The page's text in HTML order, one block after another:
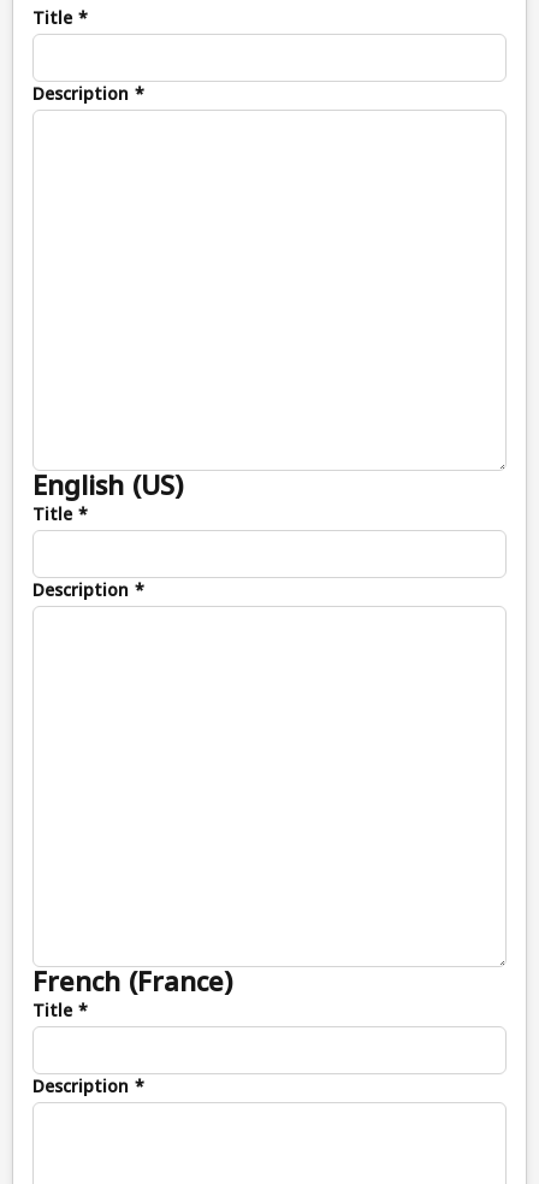
Title *
Description *
English (US)
Title *
Description *
French (France)
Title *
Description *